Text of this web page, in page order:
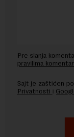
Pre slanja
pravilima
Sajt je zaštićen
Privatnosti i